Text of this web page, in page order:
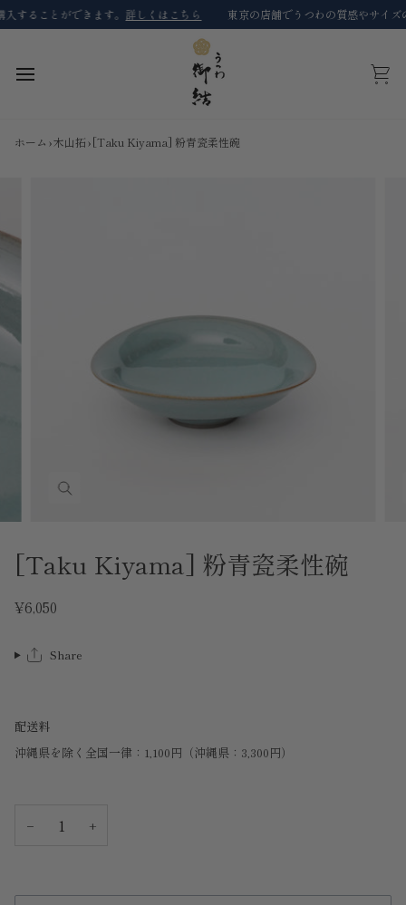
コ
ン
ことができます。 詳しくはこちら 東京の店舗でうつわの質感やサイズの
カ
ホーム ›木山拓›[Taku Kiyama] 粉青瓷柔性碗
[Taku Kiyama] 粉青瓷柔性碗
¥6,050
Share
配送料
沖縄県を除く全国一律：1,100円（沖縄県：3,300円）
− +